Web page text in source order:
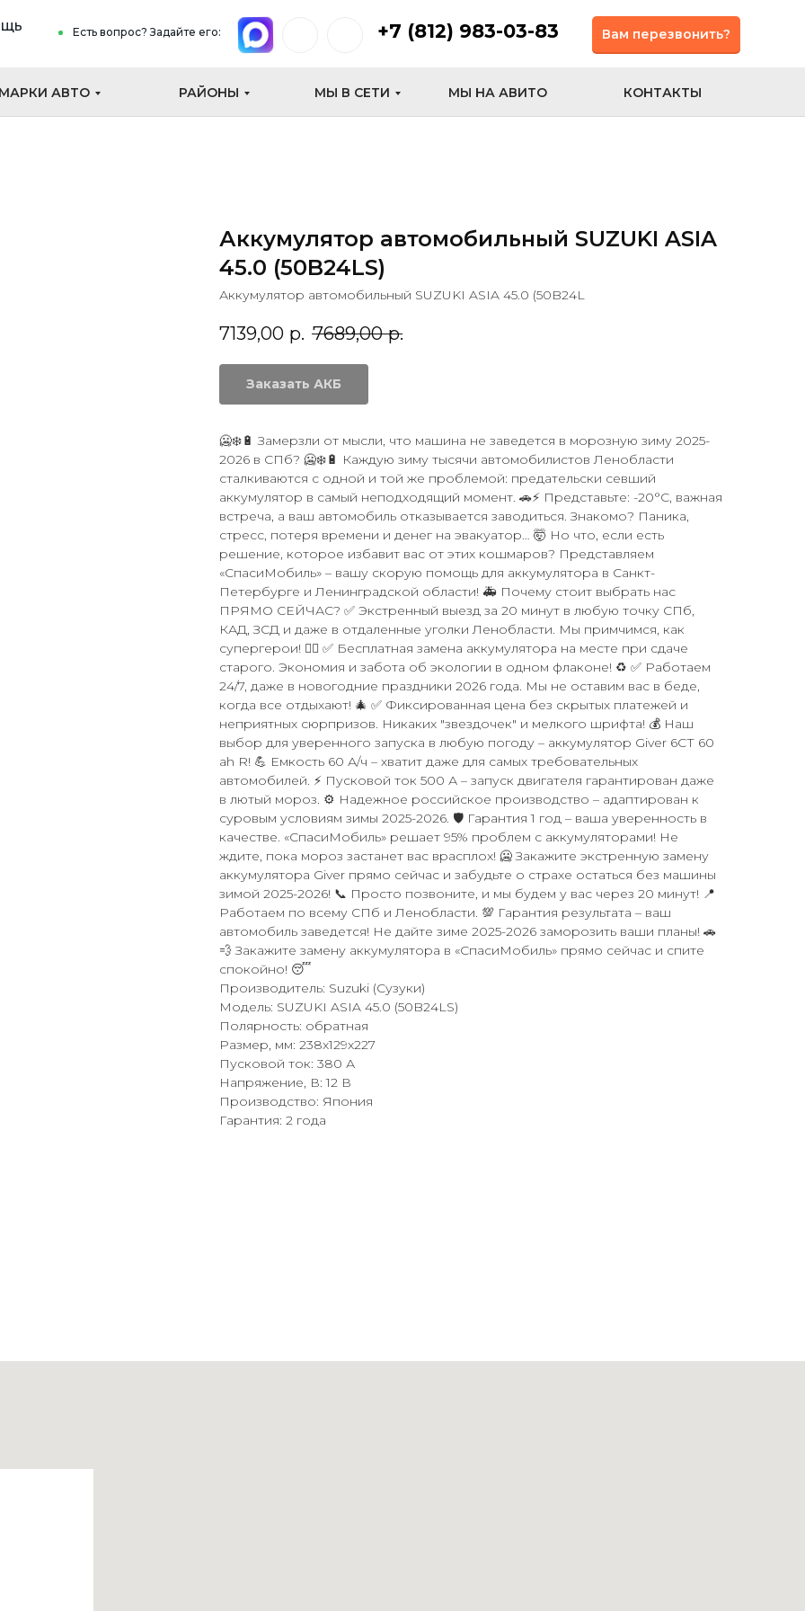
Есть вопрос? Задайте его: +7 (812) 983-03-83
МАРКИ АВТО РАЙОНЫ МЫ В СЕТИ МЫ НА АВИТО КОНТАКТЫ
Вам перезвонить?
Аккумулятор автомобильный SUZUKI ASIA
45.0 (50B24LS)
Аккумулятор автомобильный SUZUKI ASIA 45.0 (50B24L
7139,00 р. 7689,00 р.
Заказать АКБ
🥶❄️🔋 Замерзли от мысли, что машина не заведется в морозную зиму 2025-
2026 в СПб? 🥶❄️🔋 Каждую зиму тысячи автомобилистов Ленобласти
сталкиваются с одной и той же проблемой: предательски севший
аккумулятор в самый неподходящий момент. 🚗⚡️ Представьте: -20°C, важная
встреча, а ваш автомобиль отказывается заводиться. Знакомо? Паника,
стресс, потеря времени и денег на эвакуатор… 🤯 Но что, если есть
решение, которое избавит вас от этих кошмаров? Представляем
«СпасиМобиль» – вашу скорую помощь для аккумулятора в Санкт-
Петербурге и Ленинградской области! 🚑 Почему стоит выбрать нас
ПРЯМО СЕЙЧАС? ✅ Экстренный выезд за 20 минут в любую точку СПб,
КАД, ЗСД и даже в отдаленные уголки Ленобласти. Мы примчимся, как
супергерои! 🦸‍♂️ ✅ Бесплатная замена аккумулятора на месте при сдаче
старого. Экономия и забота об экологии в одном флаконе! ♻️ ✅ Работаем
24/7, даже в новогодние праздники 2026 года. Мы не оставим вас в беде,
когда все отдыхают! 🎄 ✅ Фиксированная цена без скрытых платежей и
неприятных сюрпризов. Никаких "звездочек" и мелкого шрифта! 💰 Наш
выбор для уверенного запуска в любую погоду – аккумулятор Giver 6СТ 60
ah R! 💪 Емкость 60 А/ч – хватит даже для самых требовательных
автомобилей. ⚡️ Пусковой ток 500 А – запуск двигателя гарантирован даже
в лютый мороз. ⚙️ Надежное российское производство – адаптирован к
суровым условиям зимы 2025-2026. 🛡️ Гарантия 1 год – ваша уверенность в
качестве. «СпасиМобиль» решает 95% проблем с аккумуляторами! Не
ждите, пока мороз застанет вас врасплох! 🥶 Закажите экстренную замену
аккумулятора Giver прямо сейчас и забудьте о страхе остаться без машины
зимой 2025-2026! 📞 Просто позвоните, и мы будем у вас через 20 минут! 📍
Работаем по всему СПб и Ленобласти. 💯 Гарантия результата – ваш
автомобиль заведется! Не дайте зиме 2025-2026 заморозить ваши планы! 🚗
💨 Закажите замену аккумулятора в «СпасиМобиль» прямо сейчас и спите
спокойно! 😴
Производитель: Suzuki (Сузуки)
Модель: SUZUKI ASIA 45.0 (50B24LS)
Полярность: обратная
Размер, мм: 238x129x227
Пусковой ток: 380 А
Напряжение, В: 12 В
Производство: Япония
Гарантия: 2 года